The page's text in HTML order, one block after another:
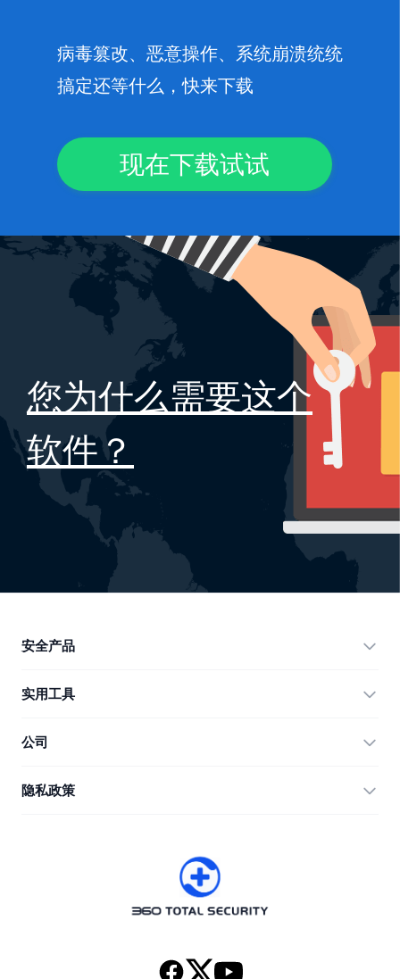
病毒篡改、恶意操作、系统崩溃统统
搞定还等什么，快来下载
现在下载试试
您为什么需要这个
软件？
安全产品
360 Total Security
Anti-Ransomware Tool
实用工具
360 Zip
RecoverlyX
公司
帮助
隐私政策